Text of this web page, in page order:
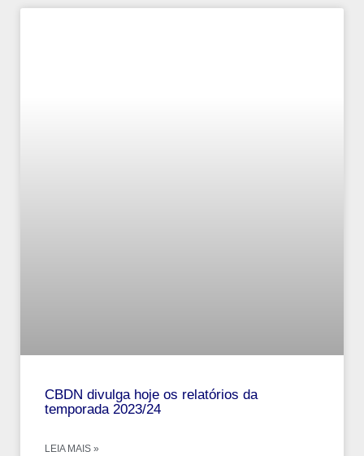
CBDN divulga hoje os relatórios da
temporada 2023/24
LEIA MAIS »